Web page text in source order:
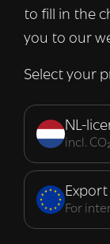
to fill in the
you to our
Select your
NL-
incl.
For
die
van hun